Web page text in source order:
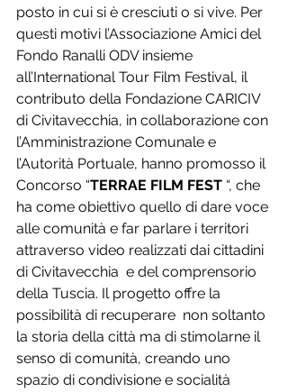
posto in cui si è cresciuti o si vive. Per
questi motivi l’Associazione Amici del
Fondo Ranalli ODV insieme
all’International Tour Film Festival, il
contributo della Fondazione CARICIV
di Civitavecchia, in collaborazione con
l’Amministrazione Comunale e
l’Autorità Portuale, hanno promosso il
Concorso “TERRAE FILM FEST “, che
ha come obiettivo quello di dare voce
alle comunità e far parlare i territori
attraverso video realizzati dai cittadini
di Civitavecchia  e del comprensorio
della Tuscia. Il progetto offre la
possibilità di recuperare  non soltanto
la storia della città ma di stimolarne il
senso di comunità, creando uno
spazio di condivisione e socialità